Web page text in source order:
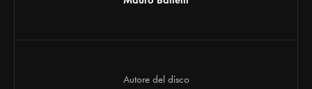
Autore del disco